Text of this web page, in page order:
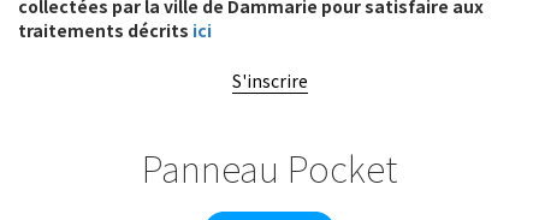
collectées par la ville de Dammarie pour satisfaire aux
traitements décrits ici
S'inscrire
Panneau Pocket